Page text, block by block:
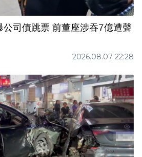
司債跳票 前董座涉吞7億遭聲
2026.08.07 22:28